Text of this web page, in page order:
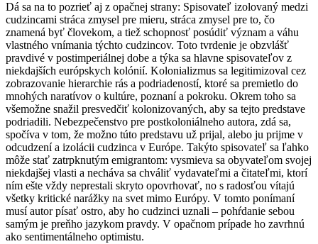
Dá sa na to pozrieť aj z opačnej strany: Spisovateľ izolovaný medzi
cudzincami stráca zmysel pre mieru, stráca zmysel pre to, čo
znamená byť človekom, a tiež schopnosť posúdiť význam a váhu
vlastného vnímania týchto cudzincov. Toto tvrdenie je obzvlášť
pravdivé v postimperiálnej dobe a týka sa hlavne spisovateľov z
niekdajších európskych kolónií. Kolonializmus sa legitimizoval cez
zobrazovanie hierarchie rás a podriadeností, ktoré sa premietlo do
mnohých naratívov o kultúre, poznaní a pokroku. Okrem toho sa
všemožne snažil presvedčiť kolonizovaných, aby sa tejto predstave
podriadili. Nebezpečenstvo pre postkoloniálneho autora, zdá sa,
spočíva v tom, že možno túto predstavu už prijal, alebo ju prijme v
odcudzení a izolácii cudzinca v Európe. Takýto spisovateľ sa ľahko
môže stať zatrpknutým emigrantom: vysmieva sa obyvateľom svojej
niekdajšej vlasti a necháva sa chváliť vydavateľmi a čitateľmi, ktorí
ním ešte vždy neprestali skryto opovrhovať, no s radosťou vítajú
všetky kritické narážky na svet mimo Európy. V tomto ponímaní
musí autor písať ostro, aby ho cudzinci uznali – pohŕdanie sebou
samým je preňho jazykom pravdy. V opačnom prípade ho zavrhnú
ako sentimentálneho optimistu.